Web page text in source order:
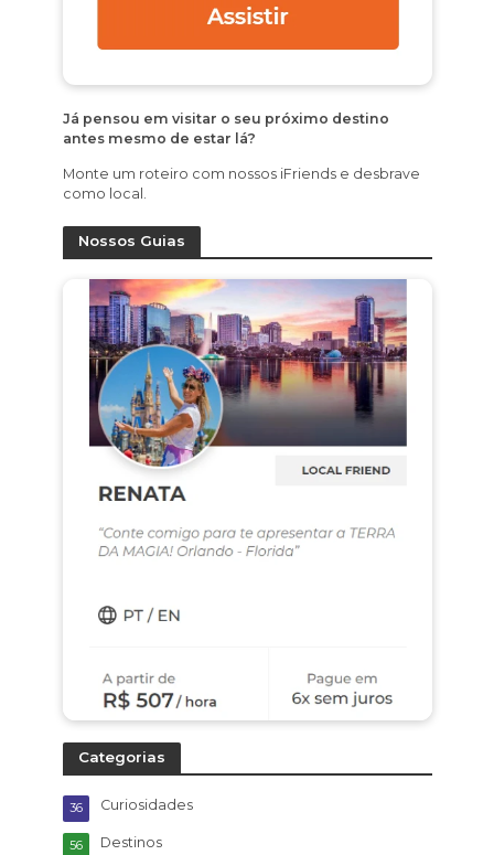
Já pensou em visitar o seu próximo destino
antes mesmo de estar lá?
Monte um roteiro com nossos iFriends e desbrave
como local.
Nossos Guias
Categorias
Curiosidades
36
Destinos
56